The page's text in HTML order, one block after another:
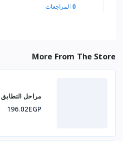
0 المراجعات
More From The Store
مراحل التطابق
196.02EGP